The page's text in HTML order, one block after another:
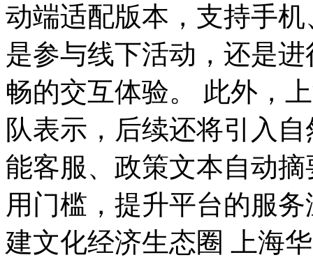
动端适配版本，支持手
是参与线下活动，还是
畅的交互体验。 此外，
队表示，后续还将引入
能客服、政策文本自动
用门槛，提升平台的服
建文化经济生态圈 上海